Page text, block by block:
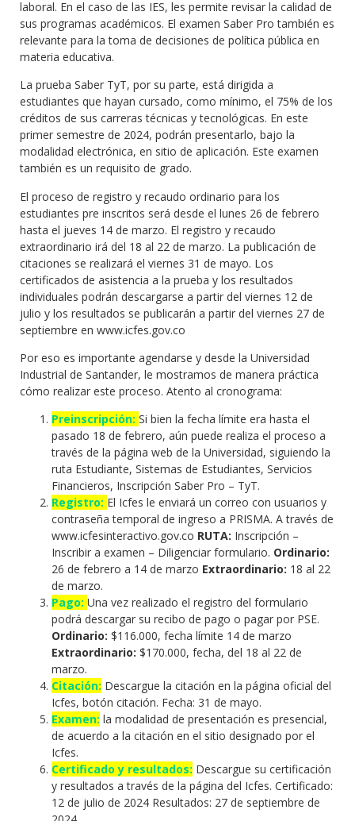
laboral. En el caso de las IES, les permite revisar la calidad de
sus programas académicos. El examen Saber Pro también es
relevante para la toma de decisiones de política pública en
materia educativa.
La prueba Saber TyT, por su parte, está dirigida a
estudiantes que hayan cursado, como mínimo, el 75% de los
créditos de sus carreras técnicas y tecnológicas. En este
primer semestre de 2024, podrán presentarlo, bajo la
modalidad electrónica, en sitio de aplicación. Este examen
también es un requisito de grado.
El proceso de registro y recaudo ordinario para los
estudiantes pre inscritos será desde el lunes 26 de febrero
hasta el jueves 14 de marzo. El registro y recaudo
extraordinario irá del 18 al 22 de marzo. La publicación de
citaciones se realizará el viernes 31 de mayo. Los
certificados de asistencia a la prueba y los resultados
individuales podrán descargarse a partir del viernes 12 de
julio y los resultados se publicarán a partir del viernes 27 de
septiembre en www.icfes.gov.co
Por eso es importante agendarse y desde la Universidad
Industrial de Santander, le mostramos de manera práctica
cómo realizar este proceso. Atento al cronograma:
Preinscripción: Si bien la fecha límite era hasta el
pasado 18 de febrero, aún puede realiza el proceso a
través de la página web de la Universidad, siguiendo la
ruta Estudiante, Sistemas de Estudiantes, Servicios
Financieros, Inscripción Saber Pro – TyT.
Registro: El Icfes le enviará un correo con usuarios y
contraseña temporal de ingreso a PRISMA. A través de
www.icfesinteractivo.gov.co RUTA: Inscripción –
Inscribir a examen – Diligenciar formulario. Ordinario:
26 de febrero a 14 de marzo Extraordinario: 18 al 22
de marzo.
Pago: Una vez realizado el registro del formulario
podrá descargar su recibo de pago o pagar por PSE.
Ordinario: $116.000, fecha límite 14 de marzo
Extraordinario: $170.000, fecha, del 18 al 22 de
marzo.
Citación: Descargue la citación en la página oficial del
Icfes, botón citación. Fecha: 31 de mayo.
Examen: la modalidad de presentación es presencial,
de acuerdo a la citación en el sitio designado por el
Icfes.
Certificado y resultados: Descargue su certificación
y resultados a través de la página del Icfes. Certificado:
12 de julio de 2024 Resultados: 27 de septiembre de